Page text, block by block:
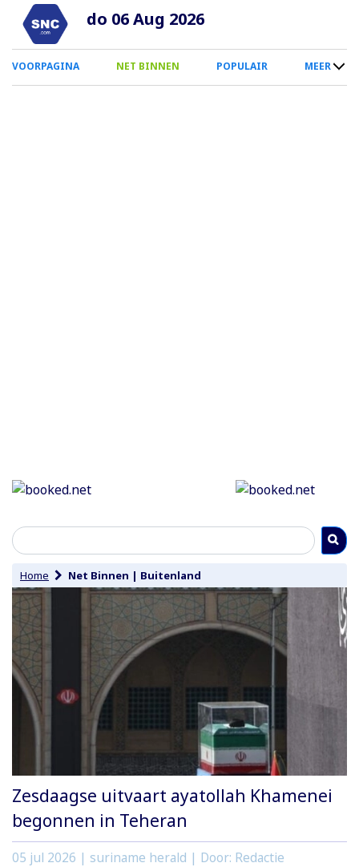
Overslaan
naar
inhoud
do 06 Aug 2026
0
Smartphone
VOORPAGINA NET BINNEN POPULAIR MEER
Home Net Binnen | Buitenland
Zesdaagse uitvaart ayatollah Khamenei
begonnen in Teheran
05 jul 2026 | suriname herald | Door: Redactie